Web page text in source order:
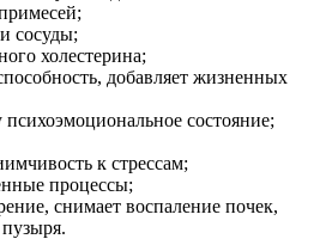
сосуды;
холестерина;
добавляет жизненных
состояние;
к стрессам;
процессы;
снимает воспаление почек,